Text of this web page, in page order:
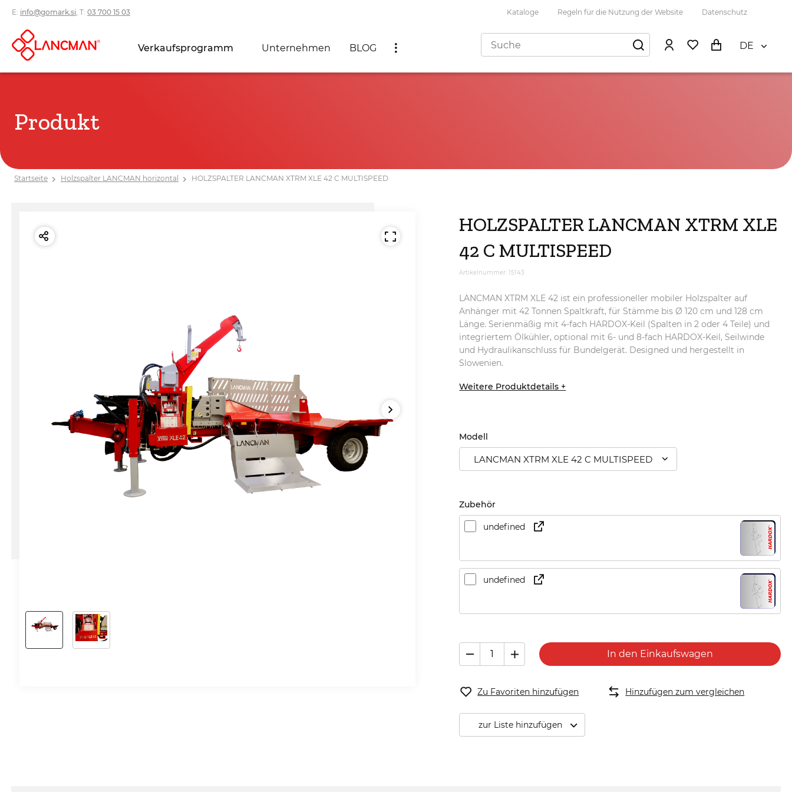
E: info@gomark.si , T: 03 700 15 03 Kataloge Regeln für die Nutzung der Website Datenschutz
Verkaufsprogramm Unternehmen BLOG DE
Produkt
Startseite Holzspalter LANCMAN horizontal HOLZSPALTER LANCMAN XTRM XLE 42 C MULTISPEED
HOLZSPALTER LANCMAN XTRM XLE
42 C MULTISPEED
Artikelnummer: 15143
LANCMAN XTRM XLE 42 ist ein professioneller mobiler Holzspalter auf
Anhänger mit 42 Tonnen Spaltkraft, für Stämme bis Ø 120 cm und 128 cm
Länge. Serienmäßig mit 4-fach HARDOX-Keil (Spalten in 2 oder 4 Teile) und
integriertem Ölkühler, optional mit 6- und 8-fach HARDOX-Keil, Seilwinde
und Hydraulikanschluss für Bundelgerät. Designed und hergestellt in
Slowenien.
Weitere Produktdetails +
Modell
LANCMAN XTRM XLE 42 C MULTISPEED
Zubehör
undefined
undefined
In den Einkaufswagen
Zu Favoriten hinzufügen Hinzufügen zum vergleichen
zur Liste hinzufügen